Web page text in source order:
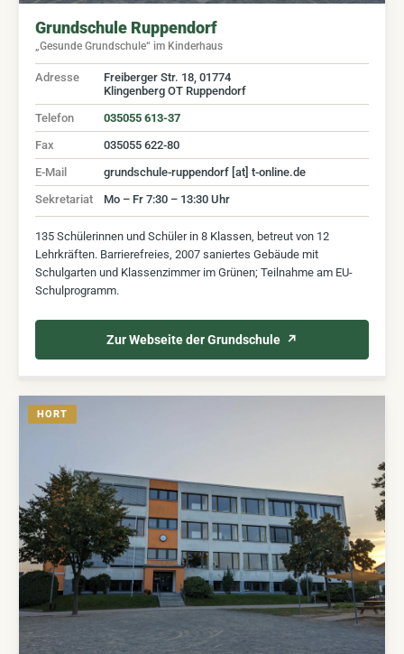
Grundschule Ruppendorf
„Gesunde Grundschule“ im Kinderhaus
Adresse
Freiberger Str. 18, 01774
Klingenberg OT Ruppendorf
Telefon
035055 613-37
Fax
035055 622-80
E-Mail
grundschule-ruppendorf [at] t-online.de
Sekretariat
Mo – Fr 7:30 – 13:30 Uhr
135 Schülerinnen und Schüler in 8 Klassen, betreut von 12
Lehrkräften. Barrierefreies, 2007 saniertes Gebäude mit
Schulgarten und Klassenzimmer im Grünen; Teilnahme am EU-
Schulprogramm.
Zur Webseite der Grundschule
HORT